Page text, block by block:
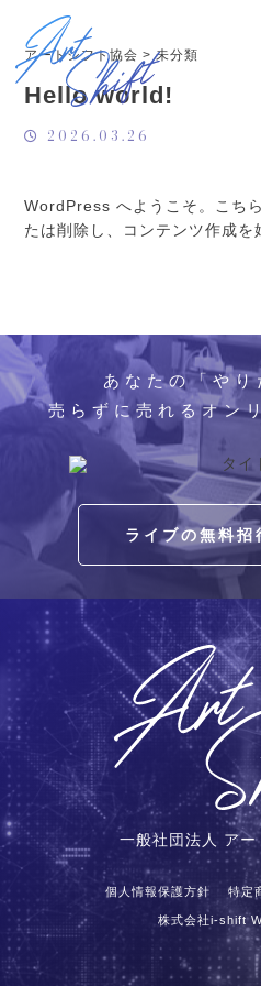
アートシフト協会 >未分類
Hello world!
2026.03.26
WordPress へようこそ。こち
たは削除し、コンテンツ作成を
あなたの「やり
売らずに売れるオン
ライブの無料招
一般社団法人 ア
個人情報保護方針 特定
株式会社i-shift